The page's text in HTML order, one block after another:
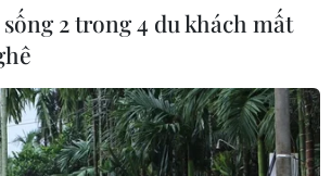
MỤC
2 trong 4 du khách mất